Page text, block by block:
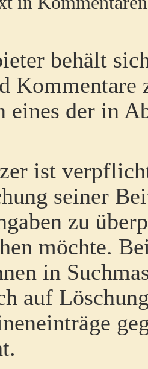
behält
Kommentare
eines der in
ist
seiner
zu
möchte.
in
auf